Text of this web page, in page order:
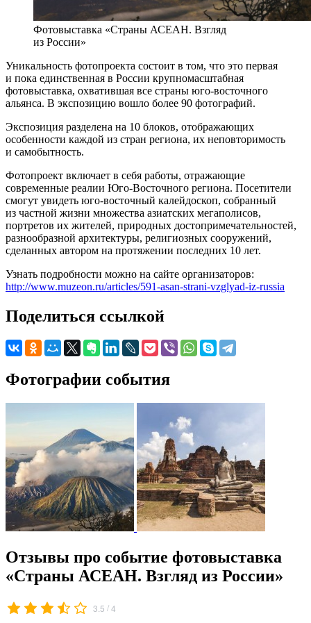
Фотовыставка «Страны АСЕАН. Взгляд
из России»
Уникальность фотопроекта состоит в том, что это первая
и пока единственная в России крупномасштабная
фотовыставка, охватившая все страны юго-восточного
альянса. В экспозицию вошло более 90 фотографий.
Экспозиция разделена на 10 блоков, отображающих
особенности каждой из стран региона, их неповторимость
и самобытность.
Фотопроект включает в себя работы, отражающие
современные реалии Юго-Восточного региона. Посетители
смогут увидеть юго-восточный калейдоскоп, собранный
из частной жизни множества азиатских мегаполисов,
портретов их жителей, природных достопримечательностей,
разнообразной архитектуры, религиозных сооружений,
сделанных автором на протяжении последних 10 лет.
Узнать подробности можно на сайте организаторов:
http://www.muzeon.ru/articles/591-asan-strani-vzglyad-iz-russia
Поделиться ссылкой
Фотографии события
Отзывы про событие фотовыставка
«Страны АСЕАН. Взгляд из России»
3.5 /4